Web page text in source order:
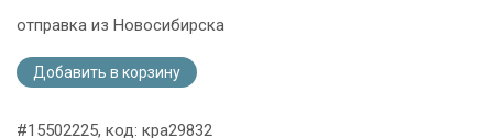
отправка из Новосибирска
Добавить в корзину
#15502225, код: кра29832